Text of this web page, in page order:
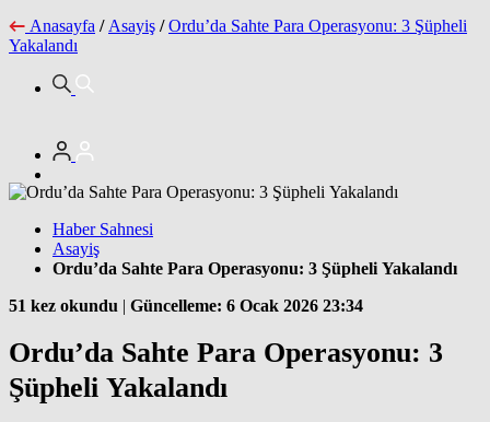
Anasayfa / Asayiş / Ordu’da Sahte Para Operasyonu: 3 Şüpheli
Yakalandı
Haber Sahnesi
Asayiş
Ordu’da Sahte Para Operasyonu: 3 Şüpheli Yakalandı
51 kez okundu | Güncelleme: 6 Ocak 2026 23:34
Ordu’da Sahte Para Operasyonu: 3
Şüpheli Yakalandı